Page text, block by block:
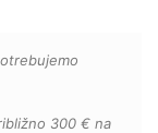
300 € na